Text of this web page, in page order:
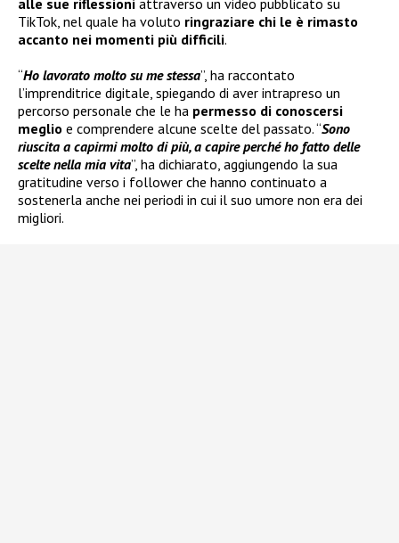
TikTok, nel quale ha voluto ringraziare chi le è rimasto
accanto nei momenti più difficili.
“Ho lavorato molto su me stessa”, ha raccontato
l’imprenditrice digitale, spiegando di aver intrapreso un
percorso personale che le ha permesso di conoscersi
meglio e comprendere alcune scelte del passato. “Sono
riuscita a capirmi molto di più, a capire perché ho fatto delle
scelte nella mia vita”, ha dichiarato, aggiungendo la sua
gratitudine verso i follower che hanno continuato a
sostenerla anche nei periodi in cui il suo umore non era dei
migliori.